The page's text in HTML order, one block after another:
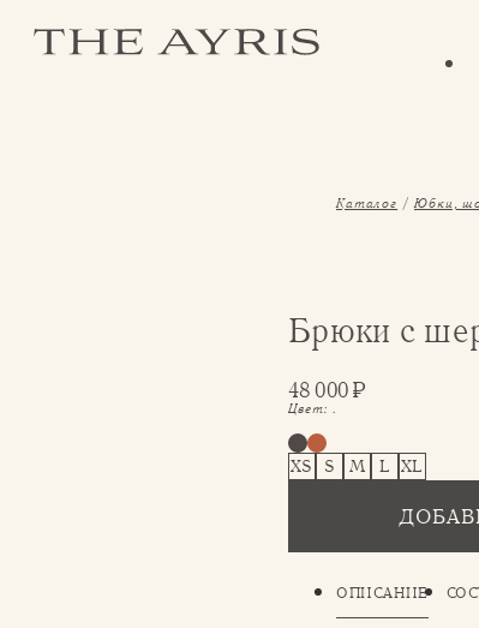
Каталог Юбки,
Брюки с
48 000₽
Цвет:.
S
XS M L XL
ОПИСАНИЕ